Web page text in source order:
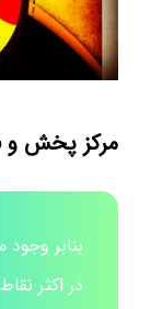
مرکز پخش و
بنابر
در اکثر